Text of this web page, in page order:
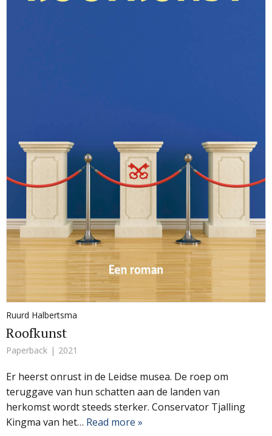
Ruurd Halbertsma
Roofkunst
Paperback 2021
Er heerst onrust in de Leidse musea. De roep om
teruggave van hun schatten aan de landen van
herkomst wordt steeds sterker. Conservator Tjalling
Kingma van het… Read more »